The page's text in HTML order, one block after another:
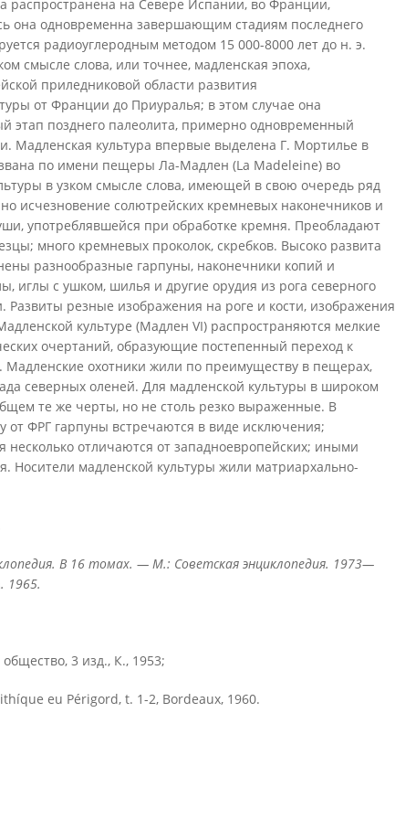
распространена на Севере Испании, во Франции,
она одновременна завершающим стадиям последнего
радиоуглеродным методом 15 000-8000 лет до н. э.
смысле слова, или точнее, мадленская эпоха,
приледниковой области развития
от Франции до Приуралья; в этом случае она
этап позднего палеолита, примерно одновременный
Мадленская культура впервые выделена Г. Мортилье в
по имени пещеры Ла-Мадлен (La Madeleine) во
в узком смысле слова, имеющей в свою очередь ряд
исчезновение солютрейских кремневых наконечников и
употреблявшейся при обработке кремня. Преобладают
много кремневых проколок, скребков. Высоко развита
разнообразные гарпуны, наконечники копий и
иглы с ушком, шилья и другие орудия из рога северного
Развиты резные изображения на роге и кости, изображения
культуре (Мадлен VI) распространяются мелкие
очертаний, образующие постепенный переход к
Мадленские охотники жили по преимуществу в пещерах,
северных оленей. Для мадленской культуры в широком
те же черты, но не столь резко выраженные. В
от ФРГ гарпуны встречаются в виде исключения;
несколько отличаются от западноевропейских; иными
Носители мадленской культуры жили матриархально-
В 16 томах. — М.: Советская энциклопедия. 1973—
1965.
3 изд., К., 1953;
eu Périgord, t. 1-2, Bordeaux, 1960.